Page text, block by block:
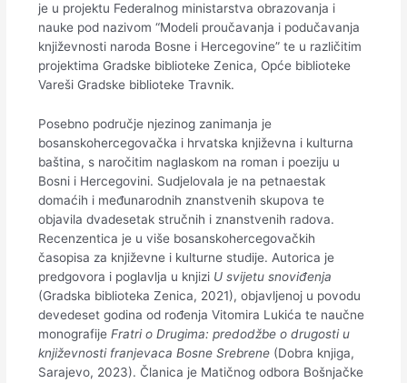
je u projektu Federalnog ministarstva obrazovanja i
nauke pod nazivom “Modeli proučavanja i podučavanja
književnosti naroda Bosne i Hercegovine” te u različitim
projektima Gradske biblioteke Zenica, Opće biblioteke
Vareši Gradske biblioteke Travnik.
Posebno područje njezinog zanimanja je
bosanskohercegovačka i hrvatska književna i kulturna
baština, s naročitim naglaskom na roman i poeziju u
Bosni i Hercegovini. Sudjelovala je na petnaestak
domaćih i međunarodnih znanstvenih skupova te
objavila dvadesetak stručnih i znanstvenih radova.
Recenzentica je u više bosanskohercegovačkih
časopisa za književne i kulturne studije. Autorica je
predgovora i poglavlja u knjizi U svijetu snoviđenja
(Gradska biblioteka Zenica, 2021), objavljenoj u povodu
devedeset godina od rođenja Vitomira Lukića te naučne
monografije Fratri o Drugima: predodžbe o drugosti u
književnosti franjevaca Bosne Srebrene(Dobra knjiga,
Sarajevo, 2023). Članica je Matičnog odbora Bošnjačke